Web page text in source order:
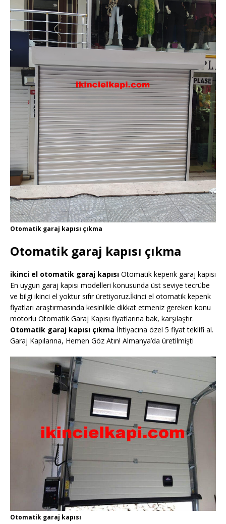
Otomatik garaj kapısı çıkma
Otomatik garaj kapısı çıkma
ikinci el otomatik garaj kapısı Otomatik kepenk garaj kapısı
En uygun garaj kapısı modelleri konusunda üst seviye tecrübe
ve bilgi ikinci el yoktur sıfır üretiyoruz.İkinci el otomatik kepenk
fiyatları araştırmasında kesinlikle dikkat etmeniz gereken konu
motorlu Otomatik Garaj Kapısı fiyatlarına bak, karşılaştır.
Otomatik garaj kapısı çıkma İhtiyacına özel 5 fiyat teklifi al.
Garaj Kapılarına, Hemen Göz Atın! Almanya’da üretilmişti
Otomatik garaj kapısı